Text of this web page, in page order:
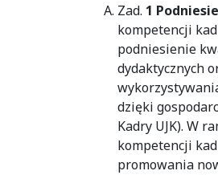
Zad. 1
kompetencji
podniesienie
dydaktycznych
dzięki
Kadry UJK). W
kompetencji
promowania